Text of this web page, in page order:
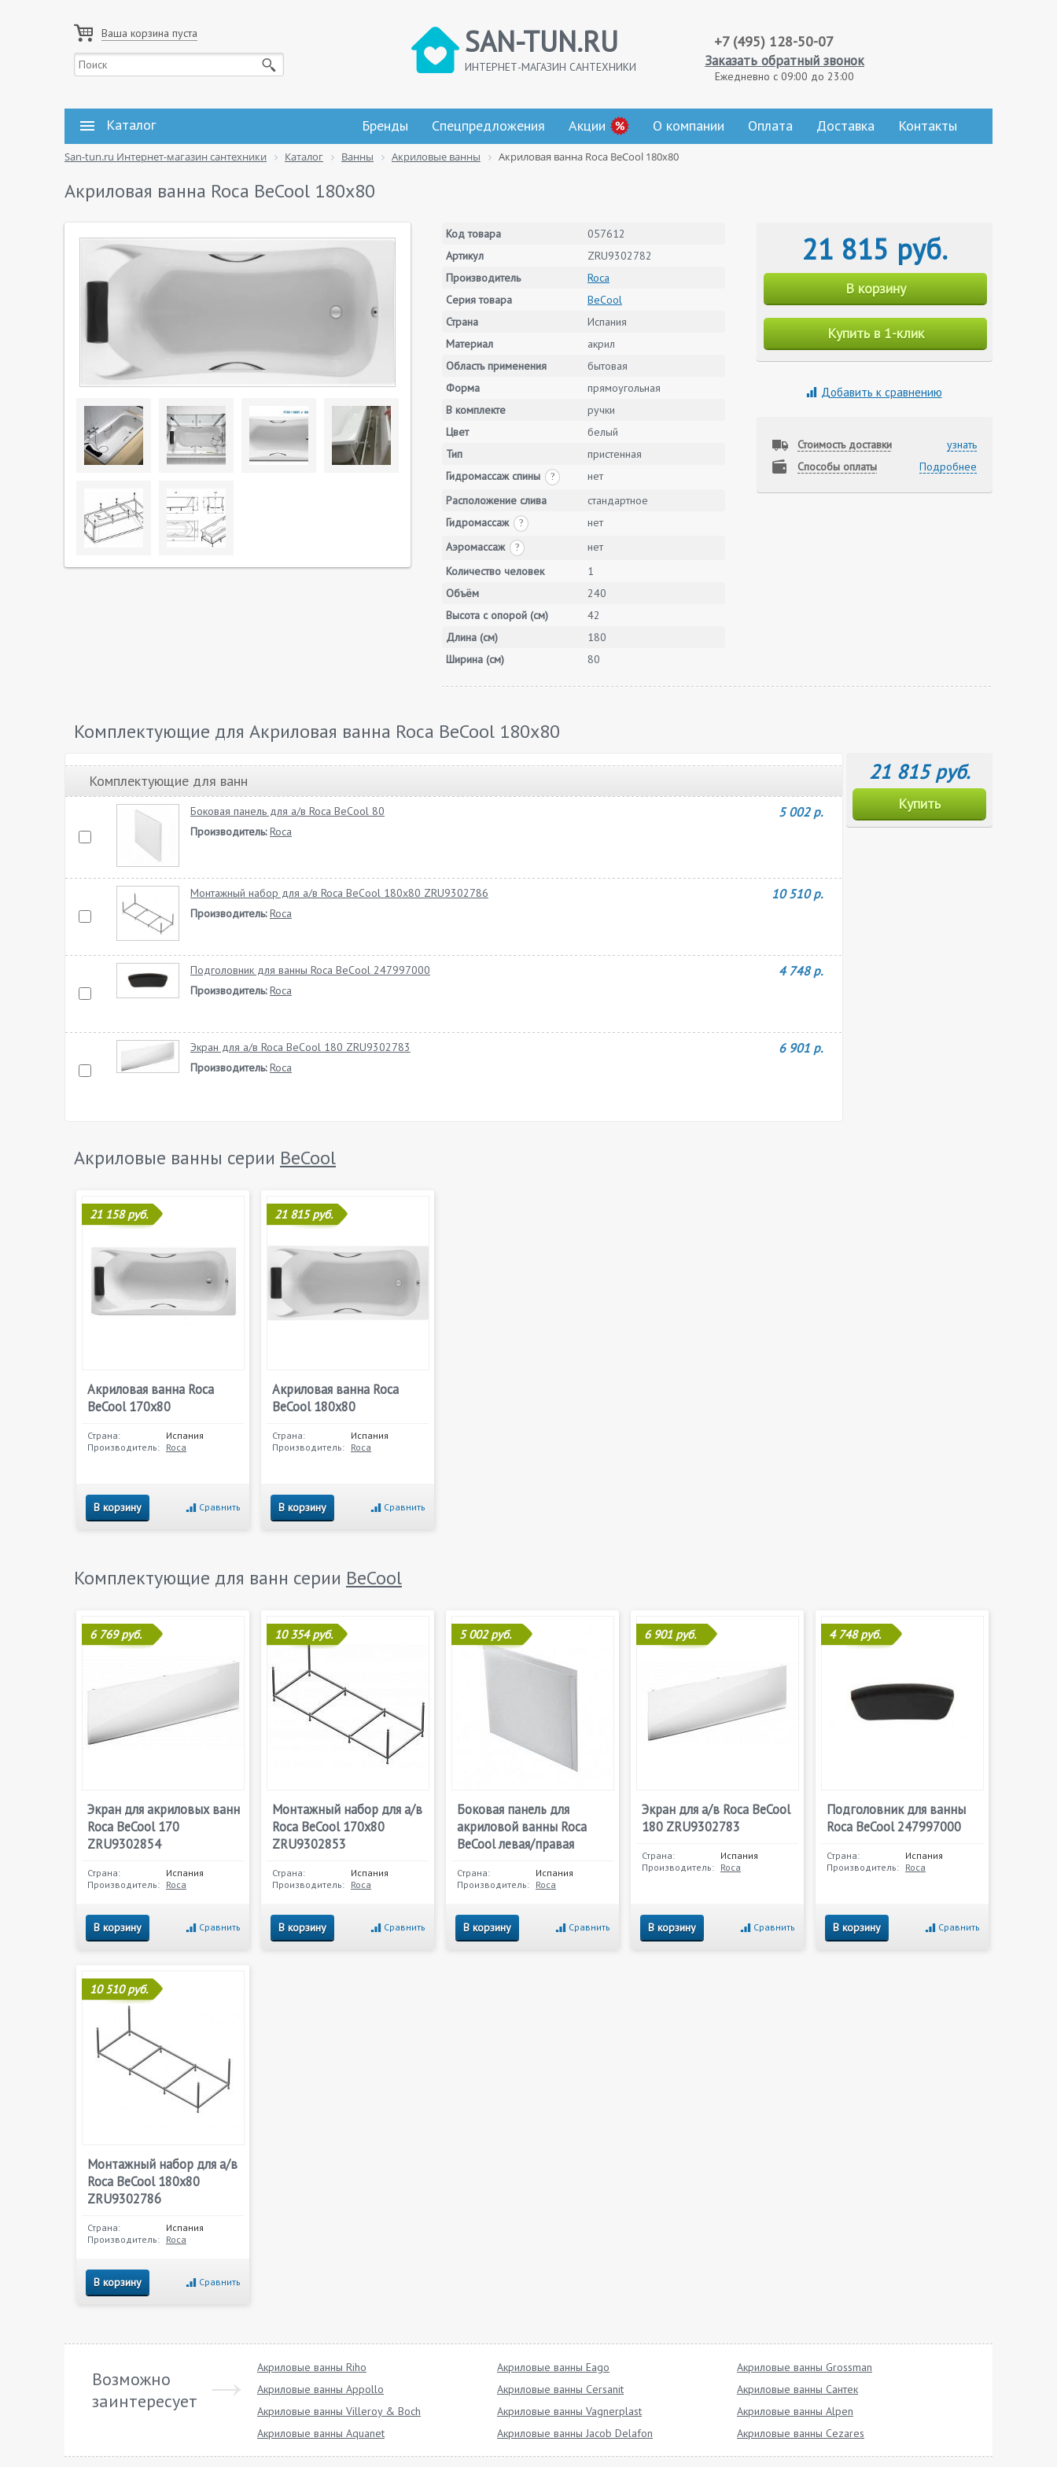
Ваша корзина пуста SAN-TUN.RU
ИНТЕРНЕТ-МАГАЗИН САНТЕХНИКИ
+7 (495) 128-50-07
Заказать обратный звонок
Ежедневно с 09:00 до 23:00
Каталог Бренды Спецпредложения Акции О компании Оплата Доставка Контакты
San-tun.ru Интернет-магазин сантехники Каталог Ванны Акриловые ванны Акриловая ванна Roca BeCool 180x80
Акриловая ванна Roca BeCool 180x80
Код товара
057612
Артикул
ZRU9302782
Производитель
Roca
Серия товара
BeCool
Страна
Испания
Материал
акрил
Область применения
бытовая
Форма
прямоугольная
В комплекте
ручки
Цвет
белый
Тип
пристенная
Гидромассаж спины
?
нет
Расположение слива
стандартное
Гидромассаж
?
нет
Аэромассаж
?
нет
Количество человек
1
Объём
240
Высота с опорой (см)
42
Длина (см)
180
Ширина (см)
80
21 815 руб.
В корзину
Купить в 1-клик
Добавить к сравнению
Стоимость доставки
узнать
Способы оплаты
Подробнее
Комплектующие для Акриловая ванна Roca BeCool 180x80
Комплектующие для ванн
Боковая панель для а/в Roca BeCool 80
Производитель: Roca
5 002 р.
Монтажный набор для а/в Roca BeCool 180х80 ZRU9302786
Производитель: Roca
10 510 р.
Подголовник для ванны Roca BeCool 247997000
Производитель: Roca
4 748 р.
Экран для а/в Roca BeCool 180 ZRU9302783
Производитель: Roca
6 901 р.
21 815 руб.
Купить
Акриловые ванны серии BeCool
21 158 руб.
Акриловая ванна Roca
BeCool 170x80
Страна:
Испания
Производитель: Roca
В корзину Сравнить
21 815 руб.
Акриловая ванна Roca
BeCool 180x80
Страна:
Испания
Производитель: Roca
В корзину Сравнить
Комплектующие для ванн серии BeCool
6 769 руб.
Экран для акриловых ванн
Roca BeCool 170
ZRU9302854
Страна:
Испания
Производитель: Roca
В корзину Сравнить
10 354 руб.
Монтажный набор для а/в
Roca BeCool 170x80
ZRU9302853
Страна:
Испания
Производитель: Roca
В корзину Сравнить
5 002 руб.
Боковая панель для
акриловой ванны Roca
BeCool левая/правая
Страна:
Испания
Производитель: Roca
В корзину Сравнить
6 901 руб.
Экран для а/в Roca BeCool
180 ZRU9302783
Страна:
Испания
Производитель: Roca
В корзину Сравнить
4 748 руб.
Подголовник для ванны
Roca BeCool 247997000
Страна:
Испания
Производитель: Roca
В корзину Сравнить
10 510 руб.
Монтажный набор для а/в
Roca BeCool 180х80
ZRU9302786
Страна:
Испания
Производитель: Roca
В корзину Сравнить
Возможно
заинтересует
Акриловые ванны Riho Акриловые ванны Eago
Акриловые ванны Grossman
Акриловые ванны Appollo
Акриловые ванны Cersanit
Акриловые ванны Сантек
Акриловые ванны Villeroy & Boch
Акриловые ванны Vagnerplast
Акриловые ванны Alpen
Акриловые ванны Aquanet
Акриловые ванны Jacob Delafon Акриловые ванны Cezares